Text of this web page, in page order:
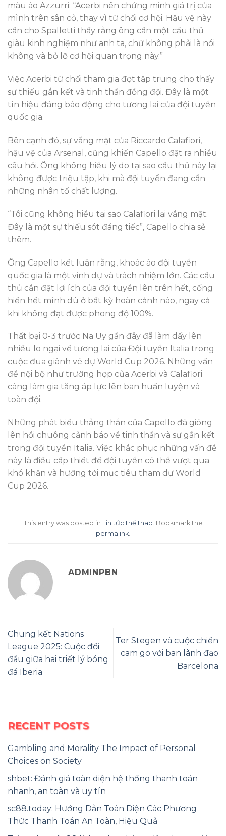
màu áo Azzurri: “Acerbi nên chứng minh giá trị của
mình trên sân cỏ, thay vì từ chối cơ hội. Hậu vệ này
cần cho Spalletti thấy rằng ông cần một cầu thủ
giàu kinh nghiệm như anh ta, chứ không phải là nói
không và bỏ lỡ cơ hội quan trọng này.”
Việc Acerbi từ chối tham gia đợt tập trung cho thấy
sự thiếu gắn kết và tinh thần đồng đội. Đây là một
tín hiệu đáng báo động cho tương lai của đội tuyển
quốc gia.
Bên cạnh đó, sự vắng mặt của Riccardo Calafiori,
hậu vệ của Arsenal, cũng khiến Capello đặt ra nhiều
câu hỏi. Ông không hiểu lý do tại sao cầu thủ này lại
không được triệu tập, khi mà đội tuyển đang cần
những nhân tố chất lượng.
“Tôi cũng không hiểu tại sao Calafiori lại vắng mặt.
Đây là một sự thiếu sót đáng tiếc”, Capello chia sẻ
thêm.
Ông Capello kết luận rằng, khoác áo đội tuyển
quốc gia là một vinh dự và trách nhiệm lớn. Các cầu
thủ cần đặt lợi ích của đội tuyển lên trên hết, cống
hiến hết mình dù ở bất kỳ hoàn cảnh nào, ngay cả
khi không đạt được phong độ 100%.
Thất bại 0-3 trước Na Uy gần đây đã làm dấy lên
nhiều lo ngại về tương lai của Đội tuyển Italia trong
cuộc đua giành vé dự World Cup 2026. Những vấn
đề nội bộ như trường hợp của Acerbi và Calafiori
càng làm gia tăng áp lực lên ban huấn luyện và
toàn đội.
Những phát biểu thẳng thắn của Capello đã gióng
lên hồi chuông cảnh báo về tinh thần và sự gắn kết
trong đội tuyển Italia. Việc khắc phục những vấn đề
này là điều cấp thiết để đội tuyển có thể vượt qua
khó khăn và hướng tới mục tiêu tham dự World
Cup 2026.
This entry was posted in Tin tức thể thao. Bookmark the
permalink.
ADMINPBN
Chung kết Nations
League 2025: Cuộc đối
đầu giữa hai triết lý bóng
đá Iberia
Ter Stegen và cuộc chiến
cam go với ban lãnh đạo
Barcelona
RECENT POSTS
Gambling and Morality The Impact of Personal
Choices on Society
shbet: Đánh giá toàn diện hệ thống thanh toán
nhanh, an toàn và uy tín
sc88.today: Hướng Dẫn Toàn Diện Các Phương
Thức Thanh Toán An Toàn, Hiệu Quả